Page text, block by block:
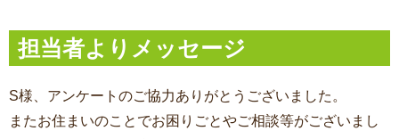
担当者よりメッセージ
S様、アンケートのご協力ありがとうございました。
またお住まいのことでお困りごとやご相談等がございまし